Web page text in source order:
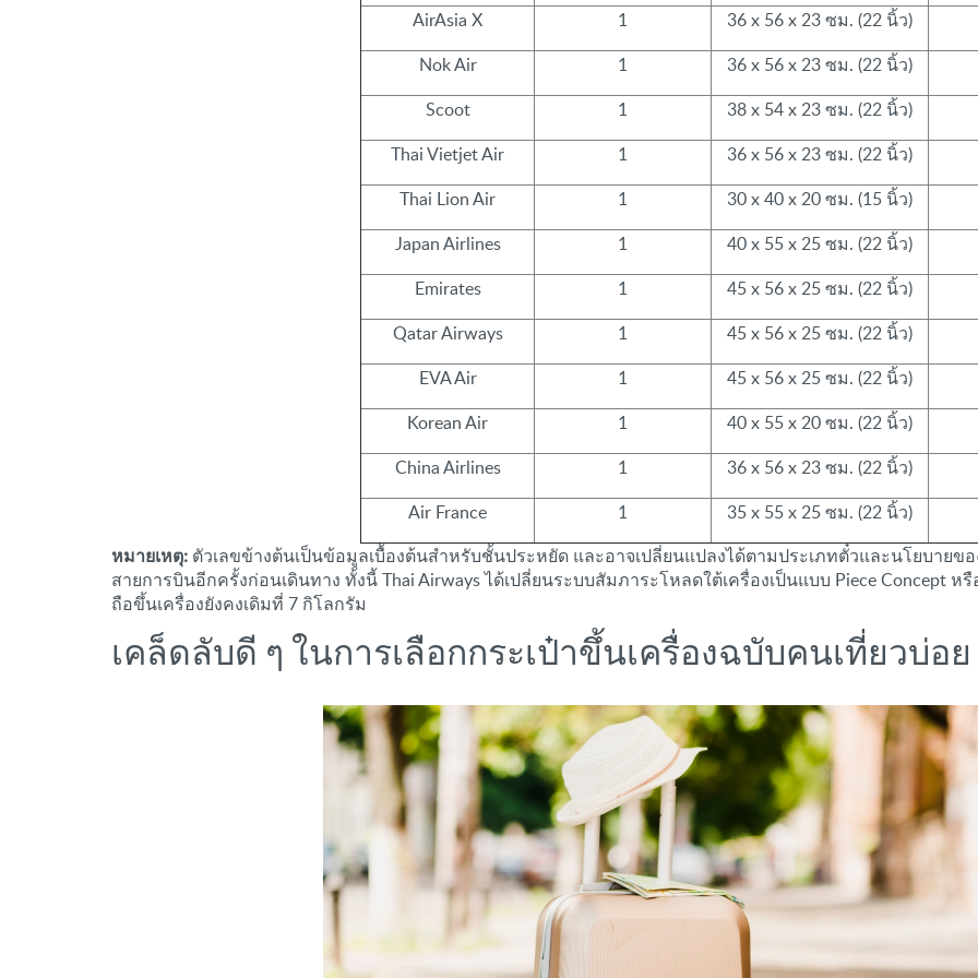
AirAsia X
1 36 x 56 x 23 ซม. (22 นิ้ว)
Nok Air
1 36 x 56 x 23 ซม. (22 นิ้ว)
Scoot
1 38 x 54 x 23 ซม. (22 นิ้ว)
Thai Vietjet Air
1 36 x 56 x 23 ซม. (22 นิ้ว)
Thai Lion Air
1 30 x 40 x 20 ซม. (15 นิ้ว)
Japan Airlines
1 40 x 55 x 25 ซม. (22 นิ้ว)
Emirates
1 45 x 56 x 25 ซม. (22 นิ้ว)
Qatar Airways
1 45 x 56 x 25 ซม. (22 นิ้ว)
EVA Air
1 45 x 56 x 25 ซม. (22 นิ้ว)
Korean Air
1 40 x 55 x 20 ซม. (22 นิ้ว)
China Airlines
1 36 x 56 x 23 ซม. (22 นิ้ว)
Air France
1 35 x 55 x 25 ซม. (22 นิ้ว)
หมายเหตุ: ตัวเลขข้างต้นเป็นข้อมูลเบื้องต้นสำหรับชั้นประหยัด และอาจเปลี่ยนแปลงได้ตามประเภทตั๋วและนโยบายข
สายการบินอีกครั้งก่อนเดินทาง ทั้งนี้ Thai Airways ได้เปลี่ยนระบบสัมภาระโหลดใต้เครื่องเป็นแบบ Piece Concept
ถือขึ้นเครื่องยังคงเดิมที่ 7 กิโลกรัม
เคล็ดลับดี ๆ ในการเลือกกระเป๋าขึ้นเครื่องฉบับคนเที่ยวบ่อย